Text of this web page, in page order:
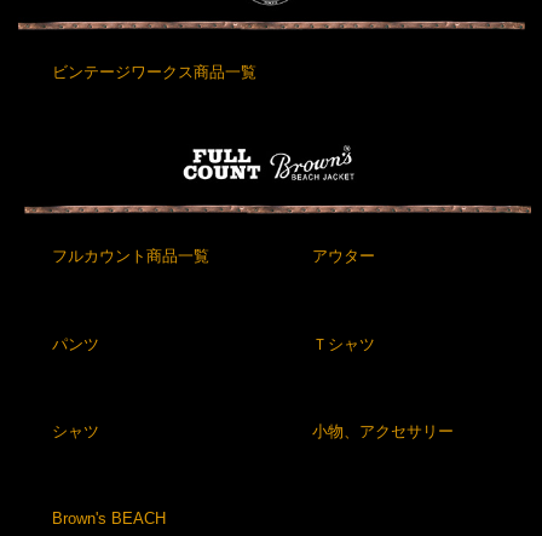
ビンテージワークス商品一覧
フルカウント商品一覧 アウター
パンツ Ｔシャツ
シャツ 小物、アクセサリー
Brown's BEACH